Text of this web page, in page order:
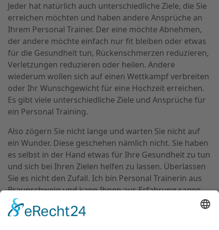
Jeder hat natürlich auch unterschiedliche Ziele, die Sie
erreichen möchten und haben andere Ansprüche an
Ihrem Personal Trainer. Der eine möchte Abnehmen,
der andere möchte einfach nur fit bleiben oder etwas
für die Gesundheit tun, Rückenschmerzen reduzieren,
Verletzungen reduzieren oder heilen. Andere
wiederum wollen sich auf einen Wettkampf verbreiten
oder Ihr Wunschgewicht für eine Hochzeit erreichen.
Es gibt viele unterschiedliche Ziele und Ansprüche für
ein Personal Training.
Also zögern Sie nicht lange und warten Sie nicht auf
ein Wunder. Diese geschehen nämlich nicht. Sie haben
es selbst in der Hand etwas für Ihre Gesundheit zu tun
und sich bei Ihren Zielen helfen zu lassen. Überlassen
Sie es nicht den Zufall. Ich bin Personal Trainerin aus
Braunschweig und kann Ihnen aus Erfahrung sagen,
dass Sie sich jetzt Gedanken darüber machen sollten,
bevor es zu spät ist und die Kosten zu hoch oder